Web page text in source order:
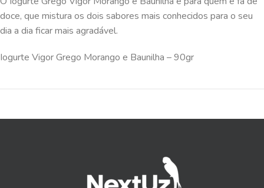
doce, que mistura os dois sabores mais conhecidos para o seu
dia a dia ficar mais agradável.
Iogurte Vigor Grego Morango e Baunilha – 90gr